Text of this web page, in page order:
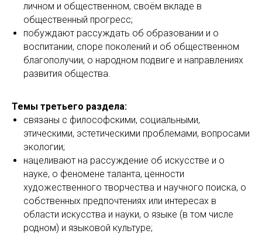
личном и общественном, своём вкладе в
общественный прогресс;
побуждают рассуждать об образовании и о
воспитании, споре поколений и об общественном
благополучии, о народном подвиге и направлениях
развития общества.
Темы третьего раздела:
связаны с философскими, социальными,
этическими, эстетическими проблемами, вопросами
экологии;
нацеливают на рассуждение об искусстве и о
науке, о феномене таланта, ценности
художественного творчества и научного поиска, о
собственных предпочтениях или интересах в
области искусства и науки, о языке (в том числе
родном) и языковой культуре;